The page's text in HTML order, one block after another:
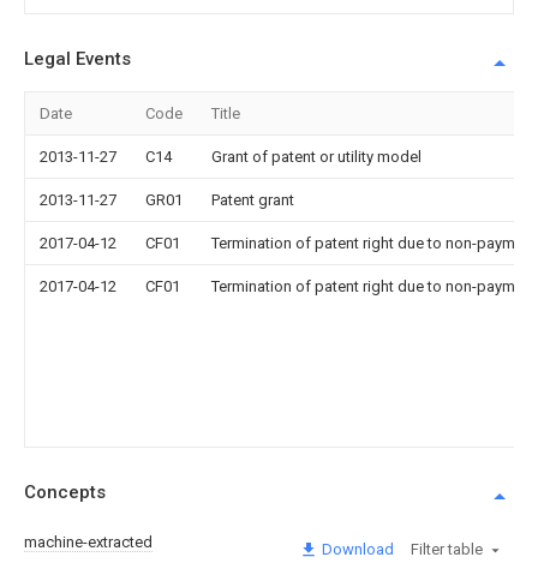
Legal Events
Date Code Title
2013-11-27 C14 Grant of patent or utility model
2013-11-27 GR01 Patent grant
2017-04-12 CF01 Termination of patent right due to non-
2017-04-12 CF01 Termination of patent right due to non-
Concepts
machine-extracted Download Filter table